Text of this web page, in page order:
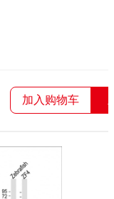
加入购物车